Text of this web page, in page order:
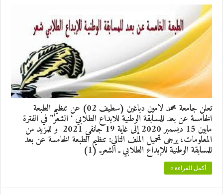
تعلن جامعة محمد لامين دباغين (سطيف 02) عن تنظيم الطبعة
الخامسة عن بعد للمسابقة الوطنية للابداع الطلابي ‘ الشعر” في الفترة
مابين 15 ديسمبر 2020 إلى غاية 19 جانفي 2021 و للمزيد من
المعلومات، يرجى تحميل الملف التالي: تنظيم الطبعة الخامسة عن بعد
للمسابقة الوطنية للإبداع الطلابي ـ الشعرـ (1)
أكمل القراءة »